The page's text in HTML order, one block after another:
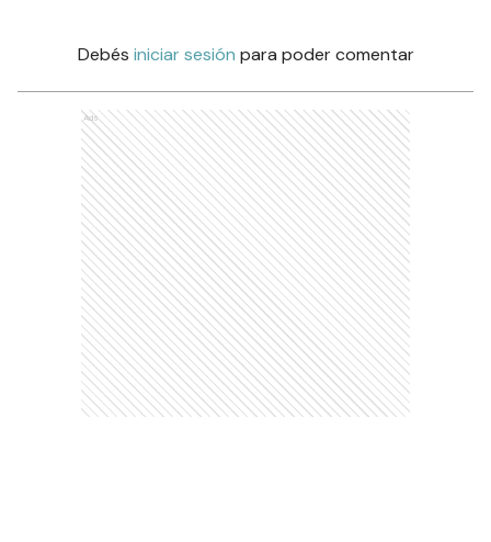
Debés iniciar sesión para poder comentar
Ads